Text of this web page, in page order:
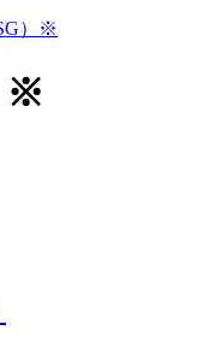
）※
※